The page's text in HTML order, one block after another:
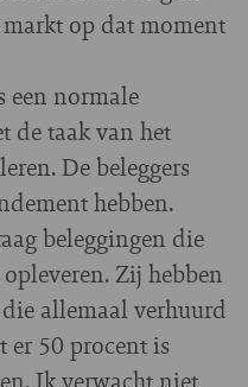
op dat moment
een normale
de taak van het
De beleggers
hebben.
beleggingen die
Zij hebben
allemaal verhuurd
er 50 procent is